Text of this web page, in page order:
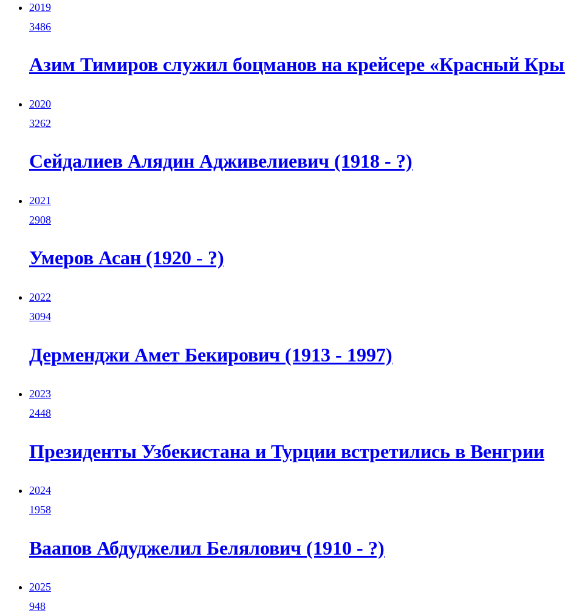
2019
3486
Азим Тимиров служил боцманов на крейсере «Красный
2020
3262
Сейдалиев Алядин Адживелиевич (1918 - ?)
2021
2908
Умеров Асан (1920 - ?)
2022
3094
Дерменджи Амет Бекирович (1913 - 1997)
2023
2448
Президенты Узбекистана и Турции встретились в Венгрии
2024
1958
Ваапов Абдуджелил Белялович (1910 - ?)
2025
948